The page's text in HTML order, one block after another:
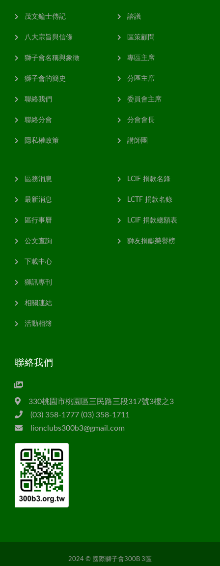
茂文鐘士傳記
八大宗旨與信條
獅子會名稱與象徵
獅子會的簡史
聯絡我們
聯絡分會
隱私權政策
諮議
區策顧問
專區主席
分區主席
委員會主席
分會會長
講師團
區務消息
最新消息
區行事曆
公文查詢
下載中心
獅訊專刊
相關連結
活動相簿
LCIF 捐款名錄
LCTF 捐款名錄
LCIF 捐款總額表
獅友捐獻榮譽榜
聯絡我們
330桃園市桃園區三民路三段317號3樓之3
(03) 358-1777 (03) 358-1711
lionclubs300b3@gmail.com
2024 © 國際獅子會300B 3區